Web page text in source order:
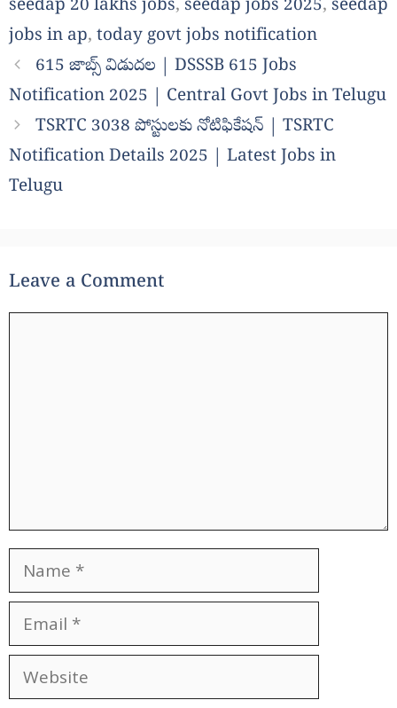
seedap 20 lakhs jobs, seedap jobs 2025, seedap
jobs in ap, today govt jobs notification
615 జాబ్స్ విడుదల | DSSSB 615 Jobs
Notification 2025 | Central Govt Jobs in Telugu
TSRTC 3038 పోస్టులకు నోటిఫికేషన్ | TSRTC
Notification Details 2025 | Latest Jobs in
Telugu
Leave a Comment
Name
Email
Website